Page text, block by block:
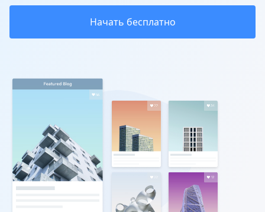
Начать бесплатно